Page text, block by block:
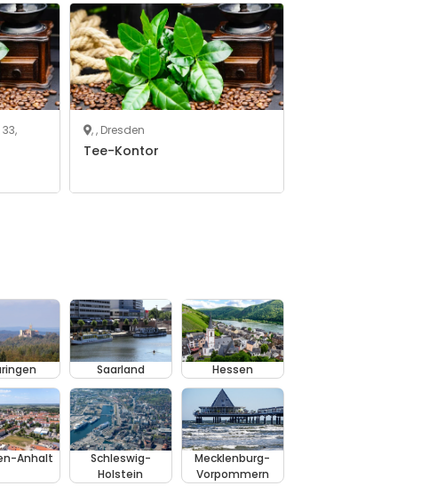
, , Dresden
Tee-Kontor
Saarland Hessen
Anhalt
Schleswig-
Holstein
Mecklenburg-
Vorpommern